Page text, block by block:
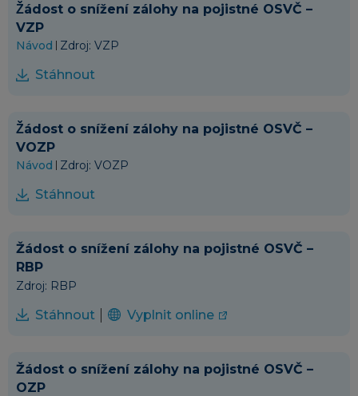
Ž̌ádost o snížení zálohy na pojistné OSVČ –
VZP
Návod Zdroj: VZP
Stáhnout
Ž̌ádost o snížení zálohy na pojistné OSVČ –
VOZP
Návod Zdroj: VOZP
Stáhnout
Žádost o snížení zálohy na pojistné OSVČ –
RBP
Zdroj: RBP
Stáhnout Vyplnit online
Žádost o snížení zálohy na pojistné OSVČ –
OZP